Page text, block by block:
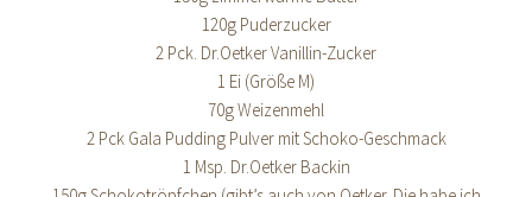
120g Puderzucker
2 Pck. Dr.Oetker Vanillin-Zucker
1 Ei (Größe M)
70g Weizenmehl
2 Pck Gala Pudding Pulver mit Schoko-Geschmack
1 Msp. Dr.Oetker Backin